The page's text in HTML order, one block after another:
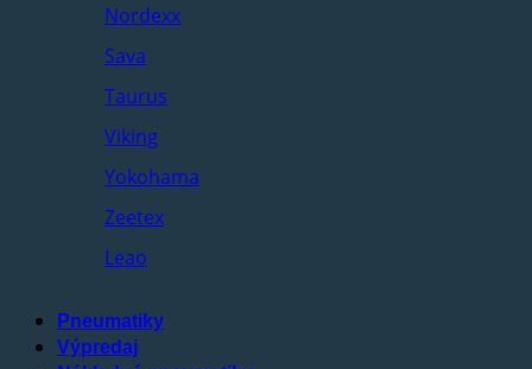
Nordexx
Sava
Taurus
Viking
Yokohama
Zeetex
Leao
Pneumatiky
Výpredaj